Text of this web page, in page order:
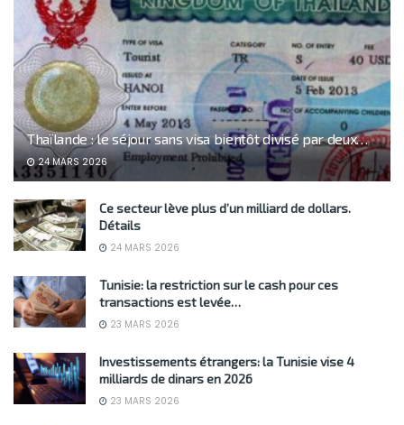
Thaïlande : le séjour sans visa bientôt divisé par deux…
24 MARS 2026
Ce secteur lève plus d’un milliard de dollars.
Détails
24 MARS 2026
Tunisie: la restriction sur le cash pour ces
transactions est levée…
23 MARS 2026
Investissements étrangers: la Tunisie vise 4
milliards de dinars en 2026
23 MARS 2026